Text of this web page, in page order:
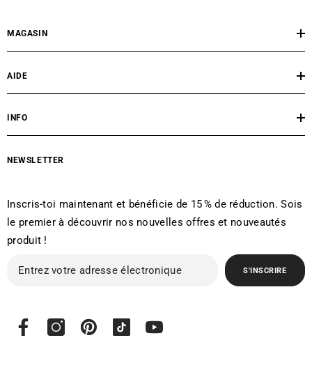
MAGASIN
AIDE
INFO
NEWSLETTER
Inscris-toi maintenant et bénéficie de 15 % de réduction. Sois
le premier à découvrir nos nouvelles offres et nouveautés
produit !
S'INSCRIRE